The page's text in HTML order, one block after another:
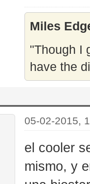
Miles
"Though I
have the
05-02-2015,
el cooler
mismo, y